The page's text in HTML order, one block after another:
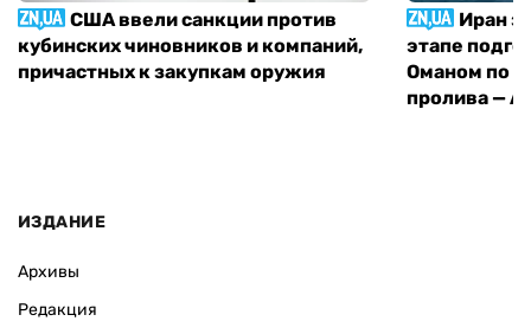
США ввели санкции против
кубинских чиновников и компаний,
причастных к закупкам оружия
Иран
этапе
Оманом по
пролива —
ИЗДАНИЕ
Архивы
Редакция